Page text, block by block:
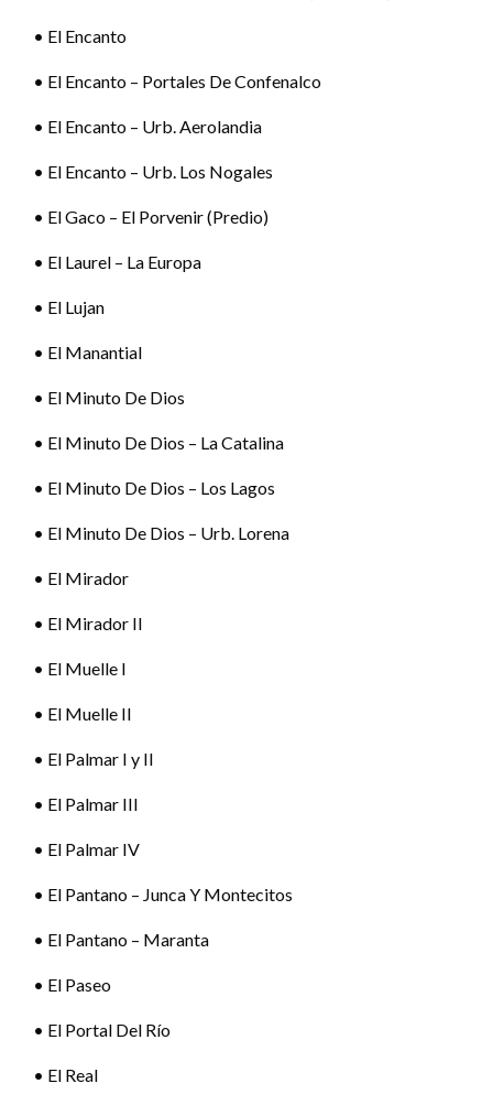
• El Encanto
• El Encanto – Portales De Confenalco
• El Encanto – Urb. Aerolandia
• El Encanto – Urb. Los Nogales
• El Gaco – El Porvenir (Predio)
• El Laurel – La Europa
• El Lujan
• El Manantial
• El Minuto De Dios
• El Minuto De Dios – La Catalina
• El Minuto De Dios – Los Lagos
• El Minuto De Dios – Urb. Lorena
• El Mirador
• El Mirador II
• El Muelle I
• El Muelle II
• El Palmar I y II
• El Palmar III
• El Palmar IV
• El Pantano – Junca Y Montecitos
• El Pantano – Maranta
• El Paseo
• El Portal Del Río
• El Real